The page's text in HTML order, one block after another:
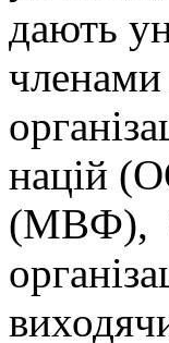
дають
членами
націй
(МВФ),